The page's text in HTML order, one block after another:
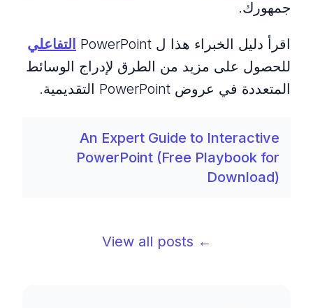
جمهورك.
اقرأ دليل الخبراء هذا ل PowerPoint
التفاعلي
للحصول على مزيد من الطرق لإدراج الوسائط
المتعددة في عروض PowerPoint التقديمية.
An Expert Guide to Interactive
PowerPoint (Free Playbook for
Download)
← View all posts